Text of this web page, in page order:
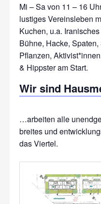
Mi – Sa von 11 – 16
lustiges Vereinsleben
Kuchen, u.a.
Bühne, Hacke,
Pflanzen,
Wir sind
…arbeiten alle
breites und
das Viertel.